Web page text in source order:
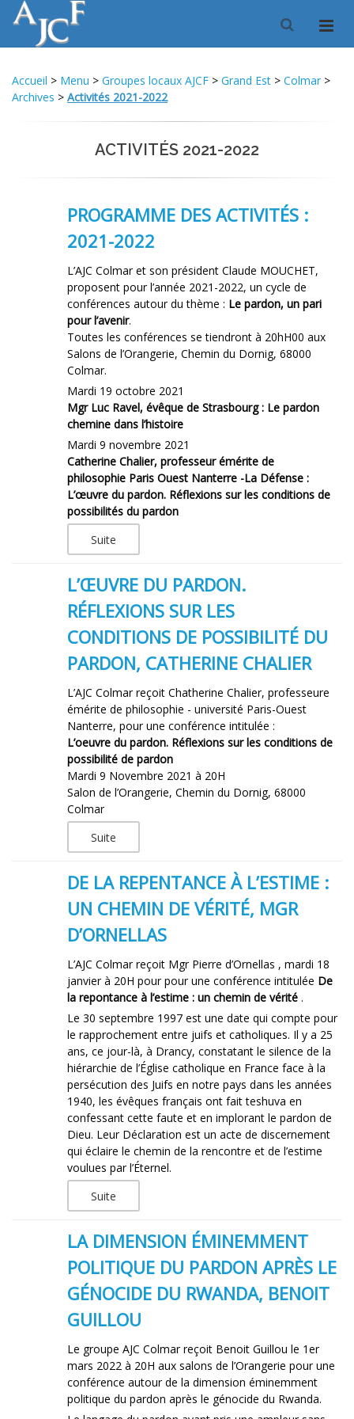
Accueil > Menu > Groupes locaux AJCF > Grand Est > Colmar >
Archives > Activités 2021-2022
ACTIVITÉS 2021-2022
PROGRAMME DES ACTIVITÉS :
2021-2022
L’AJC Colmar et son président Claude MOUCHET,
proposent pour l’année 2021-2022, un cycle de
conférences autour du thème : Le pardon, un pari
pour l’avenir.
Toutes les conférences se tiendront à 20hH00 aux
Salons de l’Orangerie, Chemin du Dornig, 68000
Colmar.
Mardi 19 octobre 2021
Mgr Luc Ravel, évêque de Strasbourg : Le pardon
chemine dans l’histoire
Mardi 9 novembre 2021
Catherine Chalier, professeur émérite de
philosophie Paris Ouest Nanterre -La Défense :
L’œuvre du pardon. Réflexions sur les conditions de
possibilités du pardon
Suite
L’ŒUVRE DU PARDON.
RÉFLEXIONS SUR LES
CONDITIONS DE POSSIBILITÉ DU
PARDON, CATHERINE CHALIER
L’AJC Colmar reçoit Chatherine Chalier, professeure
émérite de philosophie - université Paris-Ouest
Nanterre, pour une conférence intitulée :
L’oeuvre du pardon. Réflexions sur les conditions de
possibilité de pardon
Mardi 9 Novembre 2021 à 20H
Salon de l’Orangerie, Chemin du Dornig, 68000
Colmar
Suite
DE LA REPENTANCE À L’ESTIME :
UN CHEMIN DE VÉRITÉ, MGR
D’ORNELLAS
L’AJC Colmar reçoit Mgr Pierre d’Ornellas , mardi 18
janvier à 20H pour pour une conférence intitulée De
la repontance à l’estime : un chemin de vérité .
Le 30 septembre 1997 est une date qui compte pour
le rapprochement entre juifs et catholiques. Il y a 25
ans, ce jour-là, à Drancy, constatant le silence de la
hiérarchie de l’Église catholique en France face à la
persécution des Juifs en notre pays dans les années
1940, les évêques français ont fait teshuva en
confessant cette faute et en implorant le pardon de
Dieu. Leur Déclaration est un acte de discernement
qui éclaire le chemin de la rencontre et de l’estime
voulues par l’Éternel.
Suite
LA DIMENSION ÉMINEMMENT
POLITIQUE DU PARDON APRÈS LE
GÉNOCIDE DU RWANDA, BENOIT
GUILLOU
Le groupe AJC Colmar reçoit Benoit Guillou le 1er
mars 2022 à 20H aux salons de l’Orangerie pour une
conférence autour de la dimension éminemment
politique du pardon après le génocide du Rwanda.